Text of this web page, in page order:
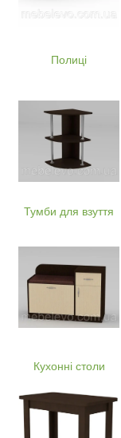
Полиці
Тумби для взуття
Кухонні столи